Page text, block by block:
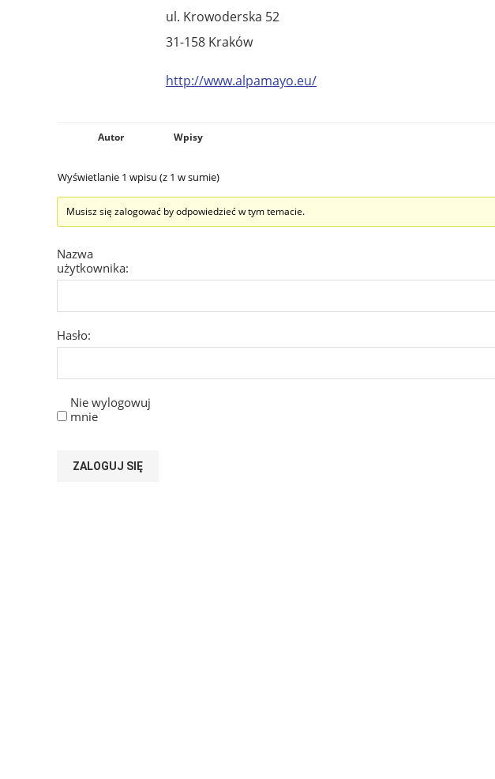
ul. Krowoderska 52
31-158 Kraków
http://www.alpamayo.eu/
Autor Wpisy
Wyświetlanie 1 wpisu (z 1 w sumie)
Musisz się zalogować by odpowiedzieć w tym temacie.
Nazwa
użytkownika:
Hasło:
Nie wylogowuj
mnie
ZALOGUJ SIĘ